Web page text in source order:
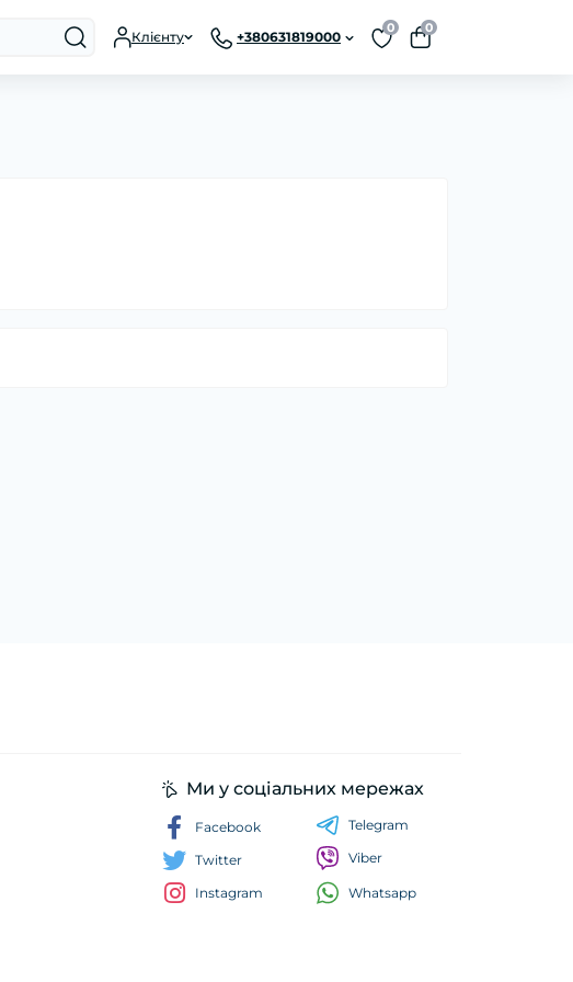
Клієнту +380631819000
0 0
Ми у соціальних мережах
Facebook
Twitter
Instagram
Telegram
Viber
Whatsapp